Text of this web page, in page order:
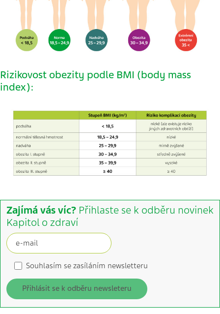
Rizikovost obezity podle BMI (body mass
index):
Zajímá vás víc? Přihlaste se k odběru novinek
Kapitol o zdraví
Souhlasím se zasíláním newsletteru
Přihlásit se k odběru newsleteru